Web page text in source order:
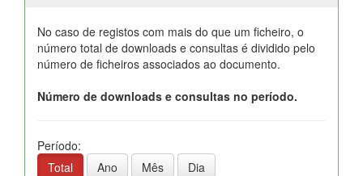
No caso de registos com mais do que um ficheiro, o
número total de downloads e consultas é dividido pelo
número de ficheiros associados ao documento.
Número de downloads e consultas no período.
Período:
Total
Ano Mês Dia